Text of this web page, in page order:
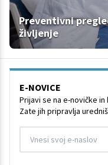
Preventivni
življenje
E-NOVICE
Prijavi se na e-novičke
Zate jih pripravlja